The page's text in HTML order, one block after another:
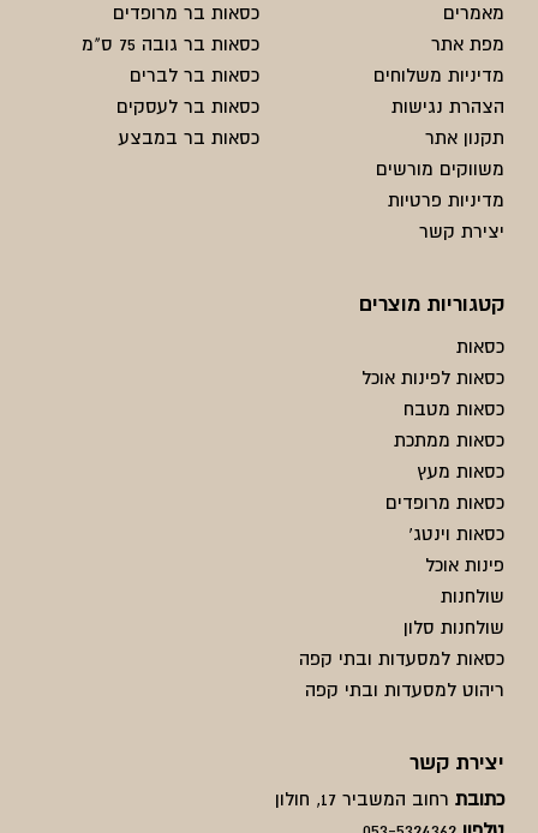
מאמרים
מפת אתר
מדיניות משלוחים
הצהרת נגישות
תקנון אתר
משווקים מורשים
מדיניות פרטיות
יצירת קשר
כסאות בר מרופדים
כסאות בר גובה 75 ס"מ
כסאות בר לברים
כסאות בר לעסקים
כסאות בר במבצע
קטגוריות מוצרים
כסאות
כסאות לפינות אוכל
כסאות מטבח
כסאות ממתכת
כסאות מעץ
כסאות מרופדים
כסאות וינטג'
פינות אוכל
שולחנות
שולחנות סלון
כסאות למסעדות ובתי קפה
ריהוט למסעדות ובתי קפה
יצירת קשר
כתובת רחוב המשביר 17, חולון